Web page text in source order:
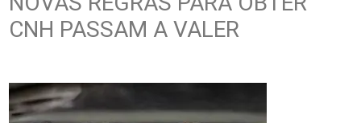
CNH PASSAM A VALER